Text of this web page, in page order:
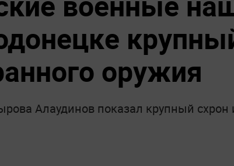
оружия
Алаудинов показал крупный схрон